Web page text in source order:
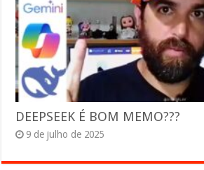
DEEPSEEK É BOM MEMO???
9 de julho de 2025